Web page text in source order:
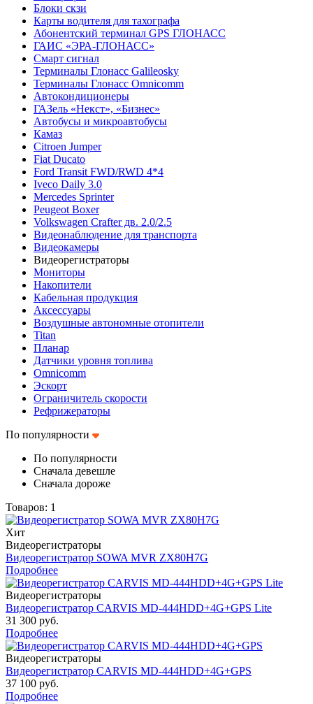
Блоки скзи
Карты водителя для тахографа
Абонентский терминал GPS ГЛОНАСС
ГАИС «ЭРА-ГЛОНАСС»
Смарт сигнал
Терминалы Глонасс Galileosky
Терминалы Глонасс Omnicomm
Автокондиционеры
ГАЗель «Некст», «Бизнес»
Автобусы и микроавтобусы
Камаз
Citroen Jumper
Fiat Ducato
Ford Transit FWD/RWD 4*4
Iveco Daily 3.0
Mercedes Sprinter
Peugeot Boxer
Volkswagen Crafter дв. 2.0/2.5
Видеонаблюдение для транспорта
Видеокамеры
Видеорегистраторы
Мониторы
Накопители
Кабельная продукция
Аксессуары
Воздушные автономные отопители
Titan
Планар
Датчики уровня топлива
Omnicomm
Эскорт
Ограничитель скорости
Рефрижераторы
По популярности
По популярности
Сначала девешле
Сначала дороже
Товаров: 1
Хит
Видеорегистраторы
Видеорегистратор SOWA MVR ZX80H7G
Подробнее
Видеорегистраторы
Видеорегистратор CARVIS MD-444HDD+4G+GPS Lite
31 300 руб.
Подробнее
Видеорегистраторы
Видеорегистратор CARVIS MD-444HDD+4G+GPS
37 100 руб.
Подробнее